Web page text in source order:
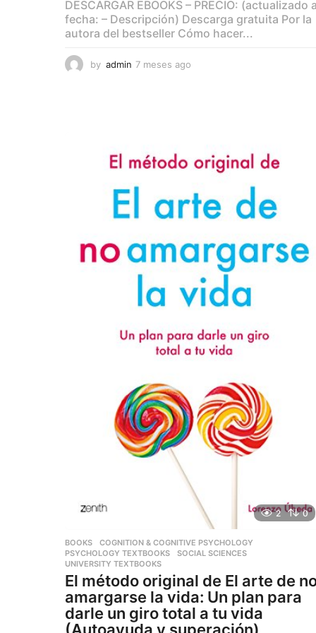
DESCARGAR EBOOKS – PRECIO: (actualizado a
fecha: – Descripción) Descarga gratuita Por la
autora del bestseller Cómo hacer...
by admin 7 meses ago
g
o
2 0
BOOKS ,COGNITION & COGNITIVE PSYCHOLOGY
PSYCHOLOGY TEXTBOOKS
,SOCIAL SCIENCES
UNIVERSITY TEXTBOOKS
El método original de El arte de
amargarse la vida: Un plan para
darle un giro total a tu vida
(Autoayuda y superación)